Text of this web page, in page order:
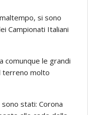
si sono
Campionati Italiani
comunque le grandi
terreno molto
stati: Corona